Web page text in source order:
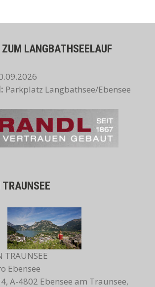
LANGBATHSEELAUF
Parkplatz Langbathsee/Ebensee
TRAUNSEE
Ebensee
A-4802 Ebensee am Traunsee,